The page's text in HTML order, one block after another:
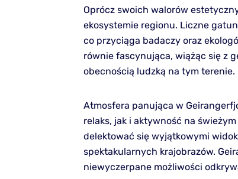
Oprócz swoich walorów
ekosystemie regionu. Liczne
co przyciąga badaczy oraz
równie fascynująca, wiążąc się z
obecnością ludzką na tym terenie.
Atmosfera panująca w
relaks, jak i aktywność na
delektować się wyjątkowymi
spektakularnych krajobrazów.
niewyczerpane możliwości